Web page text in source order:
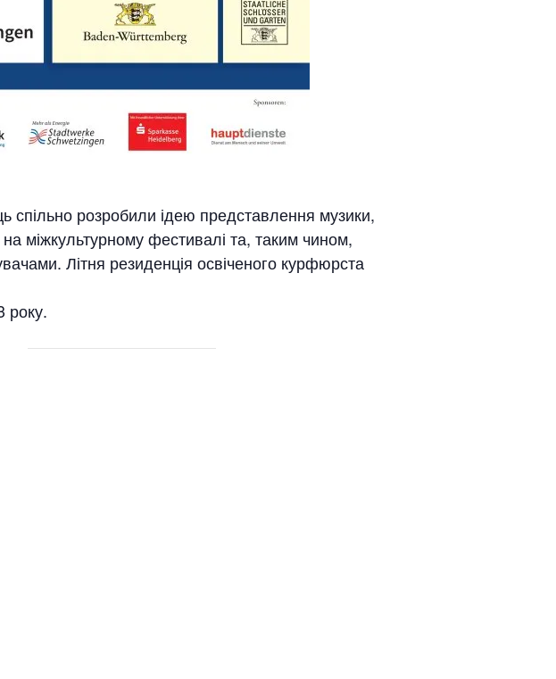
спільно розробили ідею представлення музики,
на міжкультурному фестивалі та, таким чином,
Літня резиденція освіченого курфюрста
року.